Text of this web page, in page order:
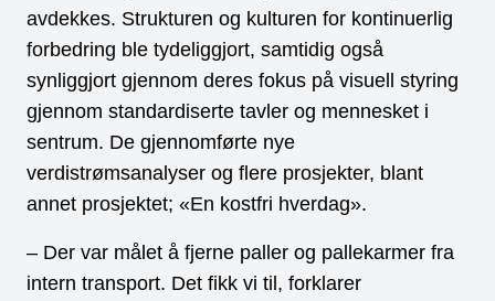
avdekkes. Strukturen og kulturen for kontinuerlig
forbedring ble tydeliggjort, samtidig også
synliggjort gjennom deres fokus på visuell styring
gjennom standardiserte tavler og mennesket i
sentrum. De gjennomførte nye
verdistrømsanalyser og flere prosjekter, blant
annet prosjektet; «En kostfri hverdag».
– Der var målet å fjerne paller og pallekarmer fra
intern transport. Det fikk vi til, forklarer